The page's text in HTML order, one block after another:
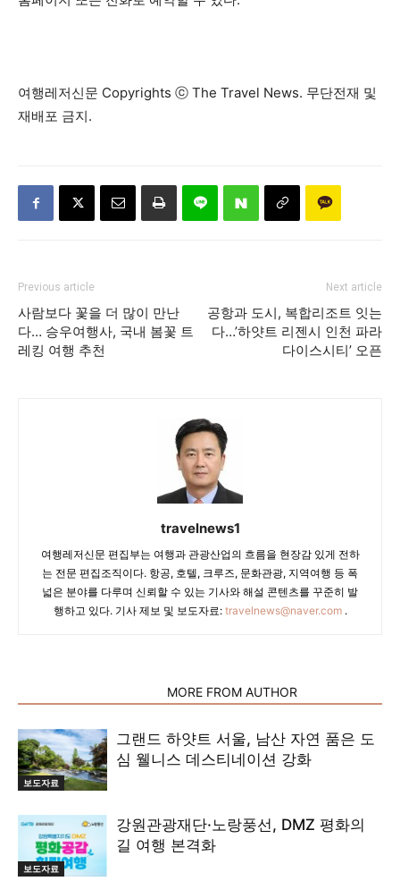
여행레저신문 Copyrights ⓒ The Travel News. 무단전재 및
재배포 금지.
Previous article
사람보다 꽃을 더 많이 만난
다… 승우여행사, 국내 봄꽃 트
레킹 여행 추천
Next article
공항과 도시, 복합리조트 잇는
다…’하얏트 리젠시 인천 파라
다이스시티’ 오픈
travelnews1
여행레저신문 편집부는 여행과 관광산업의 흐름을 현장감 있게 전하
는 전문 편집조직이다. 항공, 호텔, 크루즈, 문화관광, 지역여행 등 폭
넓은 분야를 다루며 신뢰할 수 있는 기사와 해설 콘텐츠를 꾸준히 발
행하고 있다. 기사 제보 및 보도자료: travelnews@naver.com.
MORE FROM AUTHOR
보도자료
그랜드 하얏트 서울, 남산 자연 품은 도
심 웰니스 데스티네이션 강화
보도자료
강원관광재단·노랑풍선, DMZ 평화의
길 여행 본격화